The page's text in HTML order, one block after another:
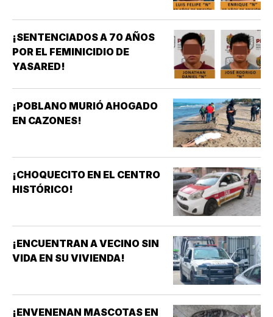
¡SENTENCIADOS A 70 AÑOS
POR EL FEMINICIDIO DE
YASARED!
¡POBLANO MURIÓ AHOGADO
EN CAZONES!
¡CHOQUECITO EN EL CENTRO
HISTÓRICO!
¡ENCUENTRAN A VECINO SIN
VIDA EN SU VIVIENDA!
¡ENVENENAN MASCOTAS EN